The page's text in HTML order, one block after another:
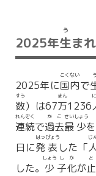
2025年生
う
ま
2025年に国
こく
内
ない
で
う
数
すう
）は67万
まん
1236
連
れん
続
ぞく
で過
か
去
こ
最
さい
少
しょう
日に発
はっ
表
ぴょう
した「
じ
した。 少
しょう
子
し
化
か
が止
と